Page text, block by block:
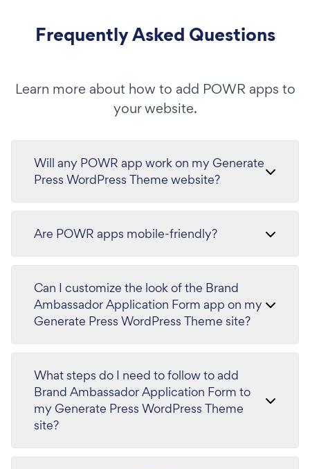
Frequently Asked Questions
Learn more about how to add POWR apps to
your website.
Will any POWR app work on my Generate
Press WordPress Theme website?
Are POWR apps mobile-friendly?
Can I customize the look of the Brand
Ambassador Application Form app on my
Generate Press WordPress Theme site?
What steps do I need to follow to add
Brand Ambassador Application Form to
my Generate Press WordPress Theme
site?